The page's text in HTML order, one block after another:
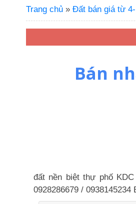
Trang chủ » Đất bán giá từ
Bán
đất nền biệt thự phố
0928286679 /